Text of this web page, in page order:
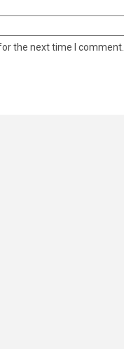
the next time I comment.